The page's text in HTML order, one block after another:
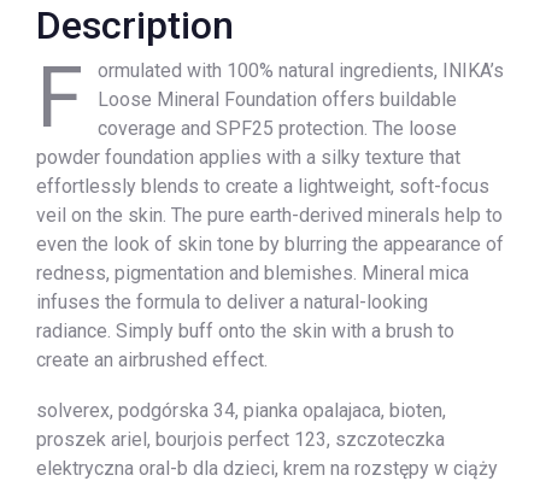
Description
F
ormulated with 100% natural ingredients, INIKA’s
Loose Mineral Foundation offers buildable
coverage and SPF25 protection. The loose
powder foundation applies with a silky texture that
effortlessly blends to create a lightweight, soft-focus
veil on the skin. The pure earth-derived minerals help to
even the look of skin tone by blurring the appearance of
redness, pigmentation and blemishes. Mineral mica
infuses the formula to deliver a natural-looking
radiance. Simply buff onto the skin with a brush to
create an airbrushed effect.
solverex, podgórska 34, pianka opalajaca, bioten,
proszek ariel, bourjois perfect 123, szczoteczka
elektryczna oral-b dla dzieci, krem na rozstępy w ciąży